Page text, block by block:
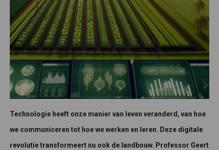
Technologie heeft onze manier van leven veranderd, van hoe
we communiceren tot hoe we werken en leren. Deze digitale
revolutie transformeert nu ook de landbouw. Professor Geert